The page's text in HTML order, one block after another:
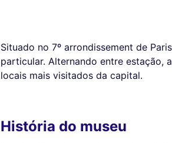
Situado no 7º arrondissement de
particular. Alternando entre estação,
locais mais visitados da capital.
História do museu